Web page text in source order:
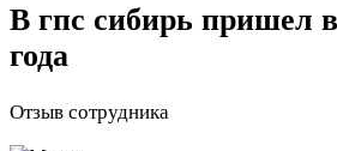
В гпс сибирь пришел
года
Отзыв сотрудника